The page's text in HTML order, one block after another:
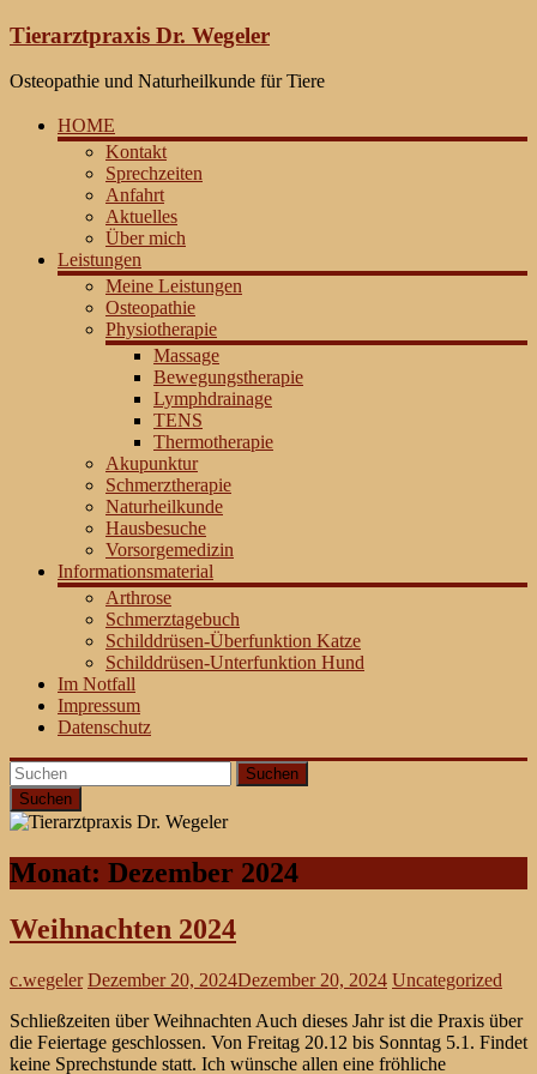
Zum
springen
Tierarztpraxis Dr. Wegeler
Osteopathie und Naturheilkunde für Tiere
HOME
Kontakt
Sprechzeiten
Anfahrt
Aktuelles
Über mich
Leistungen
Meine Leistungen
Osteopathie
Physiotherapie
Massage
Bewegungstherapie
Lymphdrainage
TENS
Thermotherapie
Akupunktur
Schmerztherapie
Naturheilkunde
Hausbesuche
Vorsorgemedizin
Informationsmaterial
Arthrose
Schmerztagebuch
Schilddrüsen-Überfunktion Katze
Schilddrüsen-Unterfunktion Hund
Im Notfall
Impressum
Datenschutz
Suchen
Monat: Dezember 2024
Weihnachten 2024
c.wegeler Dezember 20, 2024Dezember 20, 2024 Uncategorized
Schließzeiten über Weihnachten Auch dieses Jahr ist die Praxis über
die Feiertage geschlossen. Von Freitag 20.12 bis Sonntag 5.1. Findet
keine Sprechstunde statt. Ich wünsche allen eine fröhliche